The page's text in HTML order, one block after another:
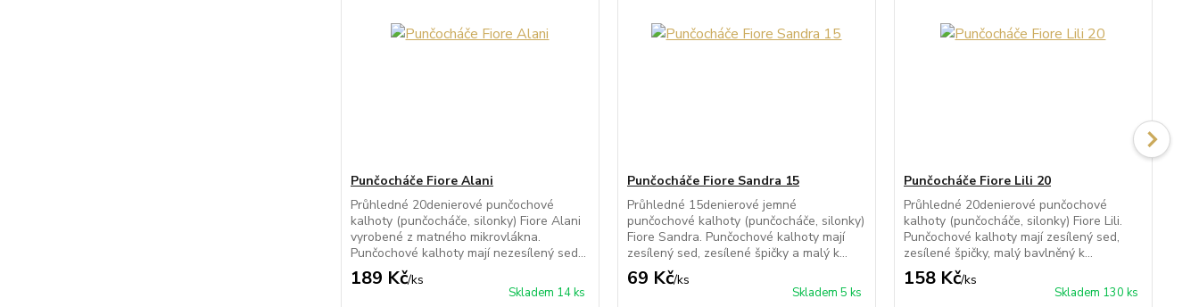
Punčocháče Fiore Alani
Průhledné 20denierové punčochové
kalhoty (punčocháče, silonky) Fiore Alani
vyrobené z matného mikrovlákna.
Punčochové kalhoty mají nezesílený sed...
189 Kč/ks
Skladem 14 ks
Punčocháče Fiore Sandra 15
Průhledné 15denierové jemné
punčochové kalhoty (punčocháče, silonky)
Fiore Sandra. Punčochové kalhoty mají
zesílený sed, zesílené špičky a malý k...
69 Kč/ks
Skladem 5 ks
Punčocháče Fiore Lili 20
Průhledné 20denierové punčochové
kalhoty (punčocháče, silonky) Fiore Lili.
Punčochové kalhoty mají zesílený sed,
zesílené špičky, malý bavlněný k...
158 Kč/ks
Skladem 130 ks